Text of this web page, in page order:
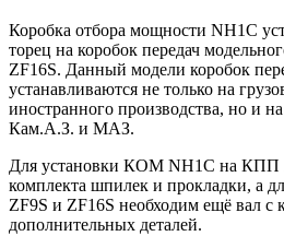
Коробка отбора мощности NH1C
торец на коробок передач
ZF16S. Данный модели коробок
устанавливаются не только на
иностранного производства, но и
Кам.А.З. и МАЗ.
Для установки КОМ NH1C на КПП
комплекта шпилек и прокладки, а
ZF9S и ZF16S необходим ещё вал с
дополнительных деталей.